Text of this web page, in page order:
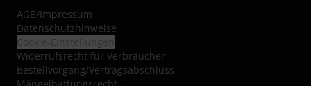
AGB/Impressum
Datenschutzhinweise
Widerrufsrecht für Verbraucher
Bestellvorgang/Vertragsabschluss